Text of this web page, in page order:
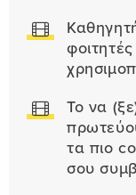
Το να
τα πιο
σου